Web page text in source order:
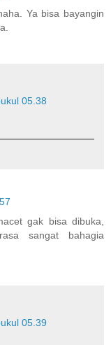
Ya bisa bayangin
05.38
gak bisa dibuka,
sangat bahagia
05.39